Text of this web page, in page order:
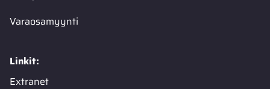
Varaosamyynti
Linkit:
Extranet